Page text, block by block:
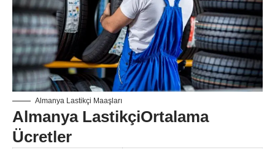
Almanya Lastikçi Maaşları
Almanya LastikçiOrtalama
Ücretler